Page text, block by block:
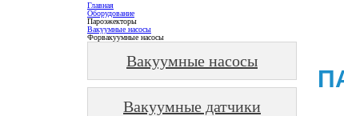
Главная
Оборудование
Пароэжекторы
Вакуумные насосы
Форвакуумные насосы
Вакуумные насосы
Вакуумные датчики